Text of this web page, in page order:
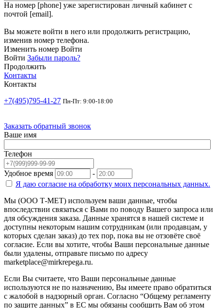
На номер [phone] уже зарегистирован личный кабинет с
почтой [email].
Вы можете войти в него или продолжить регистрацию,
изменив номер телефона.
Изменить номер Войти
Войти Забыли пароль?
Продолжить
Контакты
Контакты
+7(495)795-41-27 Пн-Пт: 9:00-18:00
Заказать обратный звонок
Ваше имя
Телефон
Удобное время
-
Я даю согласие на обработку моих персональных данных.
Мы (ООО Т-МЕТ) используем ваши данные, чтобы
впоследствии связаться с Вами по поводу Вашего запроса или
для обсуждения заказа. Данные хранятся в нашей системе и
доступны некоторым нашим сотрудникам (или продавцам, у
которых сделан заказ) до тех пор, пока вы не отзовёте своё
согласие. Если вы хотите, чтобы Ваши персональные данные
были удалены, отправьте письмо по адресу
marketplace@mirkrepega.ru.
Если Вы считаете, что Ваши персональные данные
используются не по назначению, Вы имеете право обратиться
с жалобой в надзорный орган. Согласно “Общему регламенту
по защите данных” в ЕС мы обязаны сообщить Вам об этом